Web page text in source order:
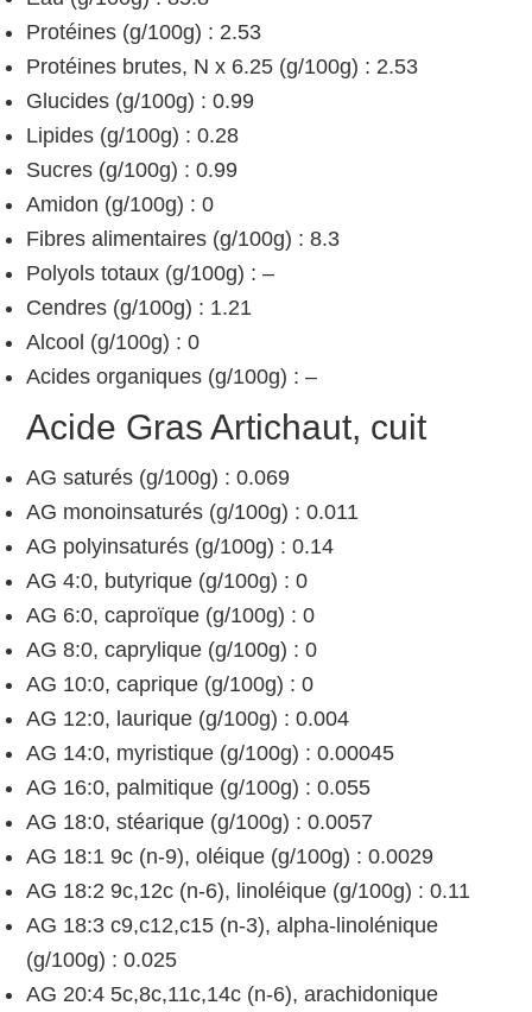
Protéines (g/100g) : 2.53
Protéines brutes, N x 6.25 (g/100g) : 2.53
Glucides (g/100g) : 0.99
Lipides (g/100g) : 0.28
Sucres (g/100g) : 0.99
Amidon (g/100g) : 0
Fibres alimentaires (g/100g) : 8.3
Polyols totaux (g/100g) : –
Cendres (g/100g) : 1.21
Alcool (g/100g) : 0
Acides organiques (g/100g) : –
Acide Gras Artichaut, cuit
AG saturés (g/100g) : 0.069
AG monoinsaturés (g/100g) : 0.011
AG polyinsaturés (g/100g) : 0.14
AG 4:0, butyrique (g/100g) : 0
AG 6:0, caproïque (g/100g) : 0
AG 8:0, caprylique (g/100g) : 0
AG 10:0, caprique (g/100g) : 0
AG 12:0, laurique (g/100g) : 0.004
AG 14:0, myristique (g/100g) : 0.00045
AG 16:0, palmitique (g/100g) : 0.055
AG 18:0, stéarique (g/100g) : 0.0057
AG 18:1 9c (n-9), oléique (g/100g) : 0.0029
AG 18:2 9c,12c (n-6), linoléique (g/100g) : 0.11
AG 18:3 c9,c12,c15 (n-3), alpha-linolénique
(g/100g) : 0.025
AG 20:4 5c,8c,11c,14c (n-6), arachidonique